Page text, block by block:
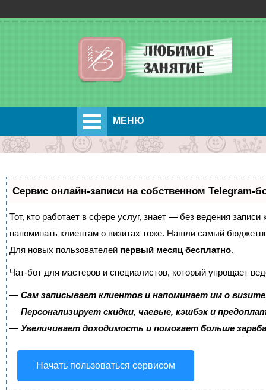
МЕНЮ
Сервис онлайн-записи на собственном Telegram-
Тот, кто работает в сфере услуг, знает — без ведения
напоминать клиентам о визитах тоже. Нашли самый
Для новых пользователей первый месяц бесплатно.
Чат-бот для мастеров и специалистов, который упрощает
— Сам записывает клиентов и напоминает им о
— Персонализирует скидки, чаевые, кэшбэк и
— Увеличивает доходимость и помогает больше
Начать пользоваться сервисом